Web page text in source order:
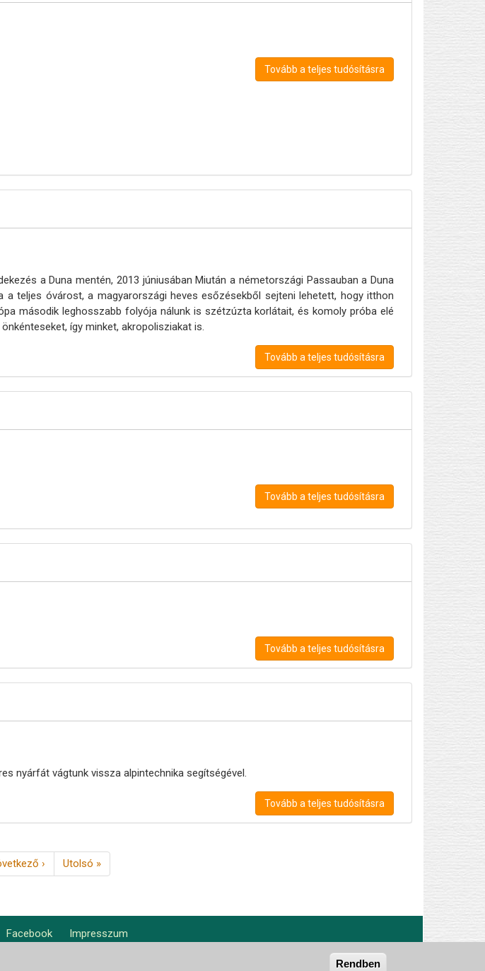
Tovább a teljes tudósításra
a Duna mentén, 2013 júniusában Miután a németországi Passauban a Duna
teljes óvárost, a magyarországi heves esőzésekből sejteni lehetett, hogy itthon
második leghosszabb folyója nálunk is szétzúzta korlátait, és komoly próba elé
így minket, akropolisziakat is.
Tovább a teljes tudósításra
Tovább a teljes tudósításra
Tovább a teljes tudósításra
nyárfát vágtunk vissza alpintechnika segítségével.
Tovább a teljes tudósításra
›
Utolsó
oldal
Utolsó »
Facebook Impresszum
Rendben